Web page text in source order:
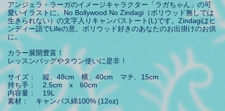
アンジェラ・ラーガのイメージキャラクター「ラガちゃん」の可
愛いイラストに、No Bollywood No Zindagi（ボリウッド無しでは
生きられない）の文字入りキャンバストート(L)です。Zindagiはヒ
ンディー語でLifeの意。ボリウッド好きのあなたのお出掛けのお供
に。
カラー展開豊富！
レッスンバッグやタウン使いに是非！
サイズ： 縦、48cm 横、40cm マチ、15cm
持ち手： 2.5cm x 60cm
内容量： 19L
素材： キャンバス綿100% (12oz)